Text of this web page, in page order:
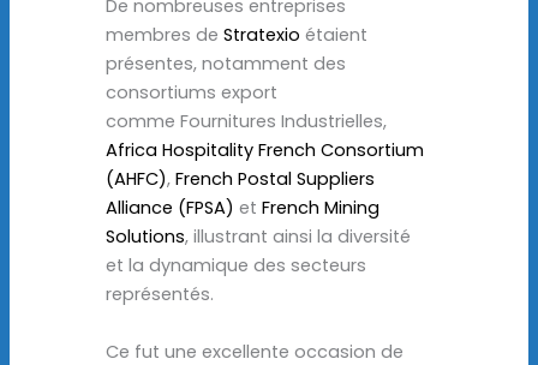
De nombreuses entreprises
membres de Stratexio étaient
présentes, notamment des
consortiums export
comme Fournitures Industrielles,
Africa Hospitality French Consortium
(AHFC), French Postal Suppliers
Alliance (FPSA) et French Mining
Solutions, illustrant ainsi la diversité
et la dynamique des secteurs
représentés.
Ce fut une excellente occasion de